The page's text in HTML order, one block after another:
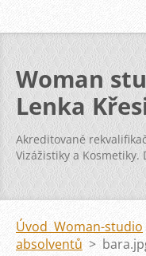
Woman
Lenka
Akreditované
Vizážistiky a Kosmetiky.
kurzy svatba vizáž
Úvod Woman-studio
absolventů >